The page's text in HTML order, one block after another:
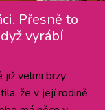
Přesně to
vyrábí
velmi brzy:
že v její rodině